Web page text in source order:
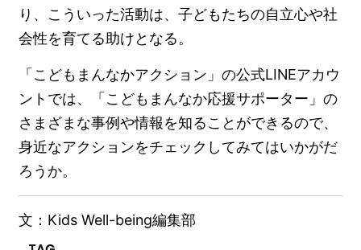
り、こういった活動は、子どもたちの自立心や社
会性を育てる助けとなる。
「こどもまんなかアクション」の公式LINEアカウ
ントでは、「こどもまんなか応援サポーター」の
さまざまな事例や情報を知ることができるので、
身近なアクションをチェックしてみてはいかがだ
ろうか。
文： Kids Well-being編集部